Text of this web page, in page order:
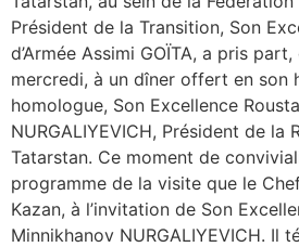
Président de la Transition, Son
d’Armée Assimi GOÏTA, a pris
mercredi, à un dîner offert en son
homologue, Son Excellence
NURGALIYEVICH, Président de la
Tatarstan. Ce moment de
programme de la visite que le
Kazan, à l’invitation de Son
Minnikhanov NURGALIYEVICH. Il